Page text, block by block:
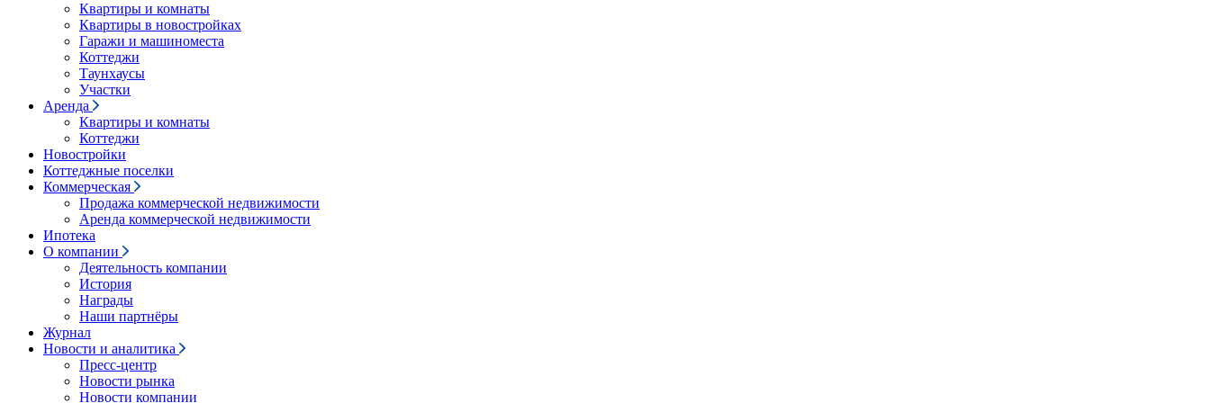
Квартиры и комнаты
Квартиры в новостройках
Гаражи и машиноместа
Коттеджи
Таунхаусы
Участки
Аренда
Квартиры и комнаты
Коттеджи
Новостройки
Коттеджные поселки
Коммерческая
Продажа коммерческой недвижимости
Аренда коммерческой недвижимости
Ипотека
О компании
Деятельность компании
История
Награды
Наши партнёры
Журнал
Новости и аналитика
Пресс-центр
Новости рынка
Новости компании